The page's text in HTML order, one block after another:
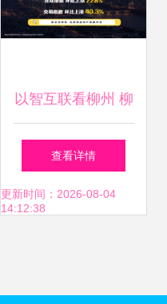
以智互联看柳州 柳
州市文化旅游互联
网推广数据发布会
查看详情
更新时间：2026-08-04
14:12:38